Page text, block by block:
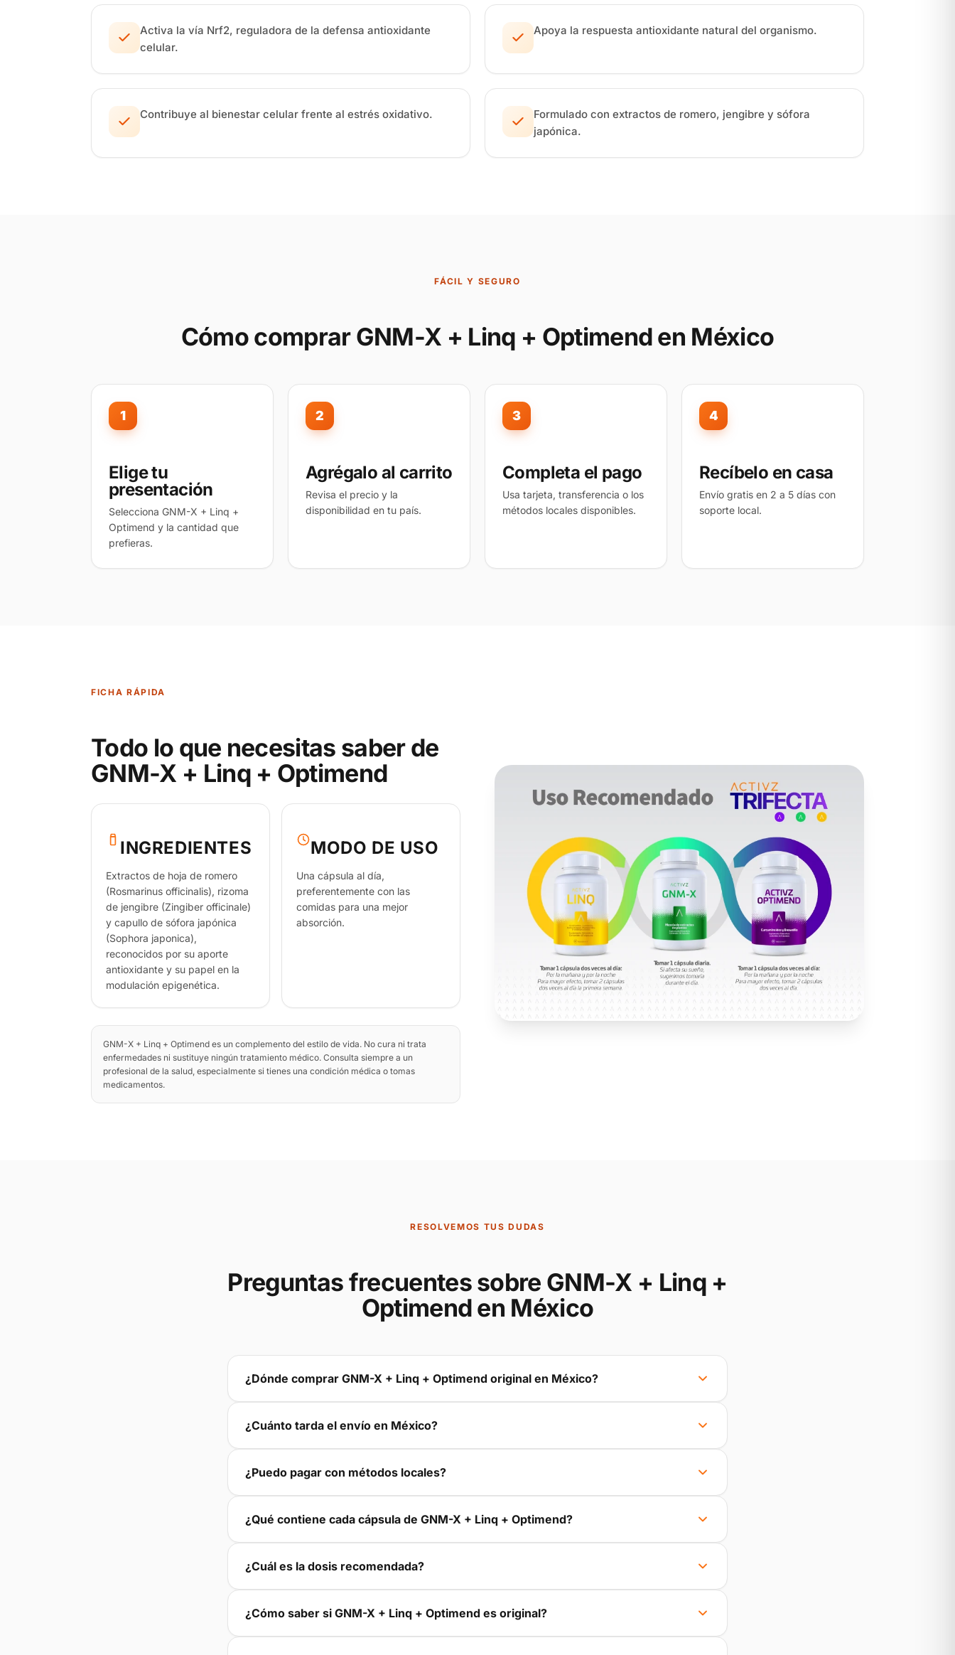
Activa la vía Nrf2, reguladora de la defensa antioxidante
celular.
Apoya la respuesta antioxidante natural del organismo.
Contribuye al bienestar celular frente al estrés oxidativo.
Formulado con extractos de romero, jengibre y sófora
japónica.
FÁCIL Y SEGURO
Cómo comprar GNM-X + Linq + Optimend en México
1
Elige tu
presentación
Selecciona GNM-X + Linq +
Optimend y la cantidad que
prefieras.
2
Agrégalo al carrito
Revisa el precio y la
disponibilidad en tu país.
3
Completa el pago
Usa tarjeta, transferencia o los
métodos locales disponibles.
4
Recíbelo en casa
Envío gratis en 2 a 5 días con
soporte local.
FICHA RÁPIDA
Todo lo que necesitas saber de
GNM-X + Linq + Optimend
INGREDIENTES
Extractos de hoja de romero
(Rosmarinus officinalis), rizoma
de jengibre (Zingiber officinale)
y capullo de sófora japónica
(Sophora japonica),
reconocidos por su aporte
antioxidante y su papel en la
modulación epigenética.
MODO DE USO
Una cápsula al día,
preferentemente con las
comidas para una mejor
absorción.
GNM-X + Linq + Optimend es un complemento del estilo de vida. No cura ni trata
enfermedades ni sustituye ningún tratamiento médico. Consulta siempre a un
profesional de la salud, especialmente si tienes una condición médica o tomas
medicamentos.
RESOLVEMOS TUS DUDAS
Preguntas frecuentes sobre GNM-X + Linq +
Optimend en México
¿Dónde comprar GNM-X + Linq + Optimend original en México?
¿Cuánto tarda el envío en México?
¿Puedo pagar con métodos locales?
¿Qué contiene cada cápsula de GNM-X + Linq + Optimend?
¿Cuál es la dosis recomendada?
¿Cómo saber si GNM-X + Linq + Optimend es original?